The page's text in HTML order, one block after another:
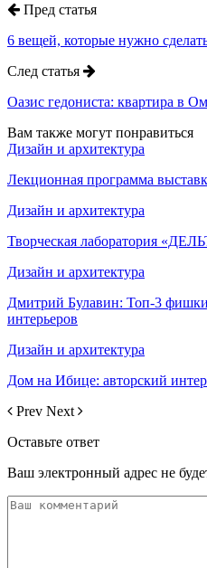
Пред статья
6 вещей, которые нужно
След статья
Оазис гедониста: квартира в
Вам также могут понравиться
Дизайн и архитектура
Лекционная программа
Дизайн и архитектура
Творческая лаборатория
Дизайн и архитектура
Дмитрий Булавин: Топ-3 фишки
интерьеров
Дизайн и архитектура
Дом на Ибице: авторский
Prev Next
Оставьте ответ
Ваш электронный адрес не